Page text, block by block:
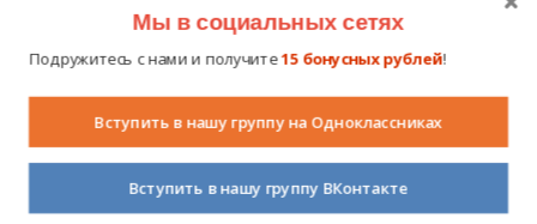
Постепенно люди научились шить красивую одежду, которую
сейчас мы с вами носим. Одежду придумывают
модельеры, дизайнеры. Это люди, которые придумывает
фасоны одежды.
Скажите мне, пожалуйста, легко создавать одежду? (Ответы
детей). А вы хотите стать модельерами?
Тогда мы с вами открываем «Школу юного модельера». Мы с
вами будем оформлять изделие своими руками.
Мы в социальных сетях
Подружитесь с нами и получите15 бонусных рублей!
Вступить в нашу группу на Одноклассниках
Вступить в нашу группу ВКонтакте